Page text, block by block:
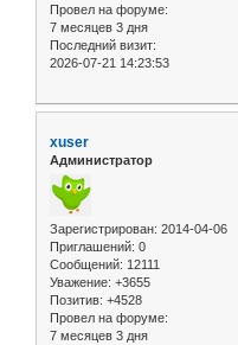
Провел на форуме:
7 месяцев 3 дня
Последний визит:
2026-07-21 14:23:53
xuser
Администратор
Зарегистрирован: 2014-04-06
Приглашений: 0
Сообщений: 12111
Уважение: +3655
Позитив: +4528
Провел на форуме:
7 месяцев 3 дня